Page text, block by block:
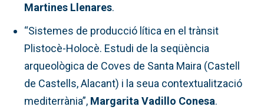
Martines Llenares.
“Sistemes de producció lítica en el trànsit
Plistocè-Holocè. Estudi de la seqüència
arqueològica de Coves de Santa Maira (Castell
de Castells, Alacant) i la seua contextualització
mediterrània”, Margarita Vadillo Conesa.